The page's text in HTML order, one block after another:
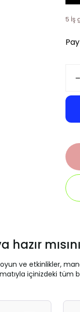
5 İş
ve etkinlikler,
içinizdeki tüm